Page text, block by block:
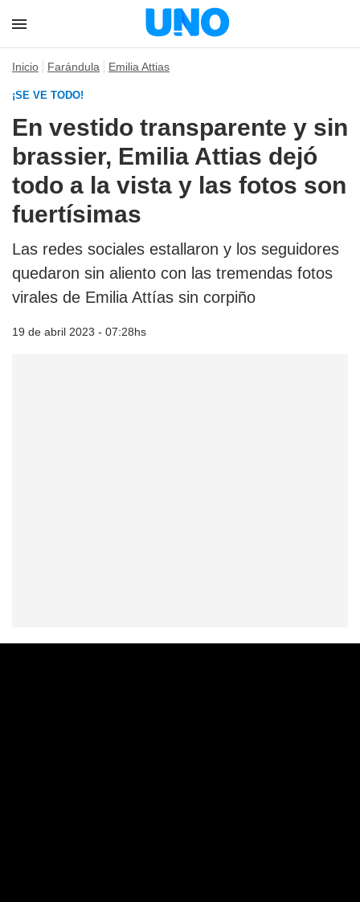
Inicio Farándula Emilia Attias
¡SE VE TODO!
En vestido transparente y sin
brassier, Emilia Attias dejó
todo a la vista y las fotos son
fuertísimas
Las redes sociales estallaron y los seguidores
quedaron sin aliento con las tremendas fotos
virales de Emilia Attías sin corpiño
19 de abril 2023 - 07:28hs